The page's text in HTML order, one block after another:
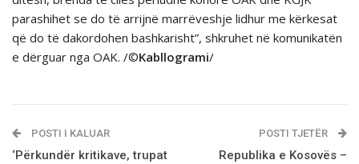
parashihet se do të arrijnë marrëveshje lidhur me kërkesat
që do të dakordohen bashkarisht”, shkruhet në komunikatën
e dërguar nga OAK. /©Kabllogrami/
POSTI I KALUAR
‘Përkundër kritikave, trupat
POSTI TJETËR
Republika e Kosovës –